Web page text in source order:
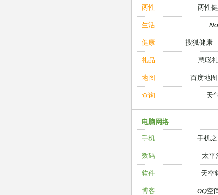
两性 两性
生活
健康 搜狐健康
礼品 慧聪
地图 百度地
查询 天
电脑网络
手机
手机
数码 太平
软件 天空
博客 QQ空